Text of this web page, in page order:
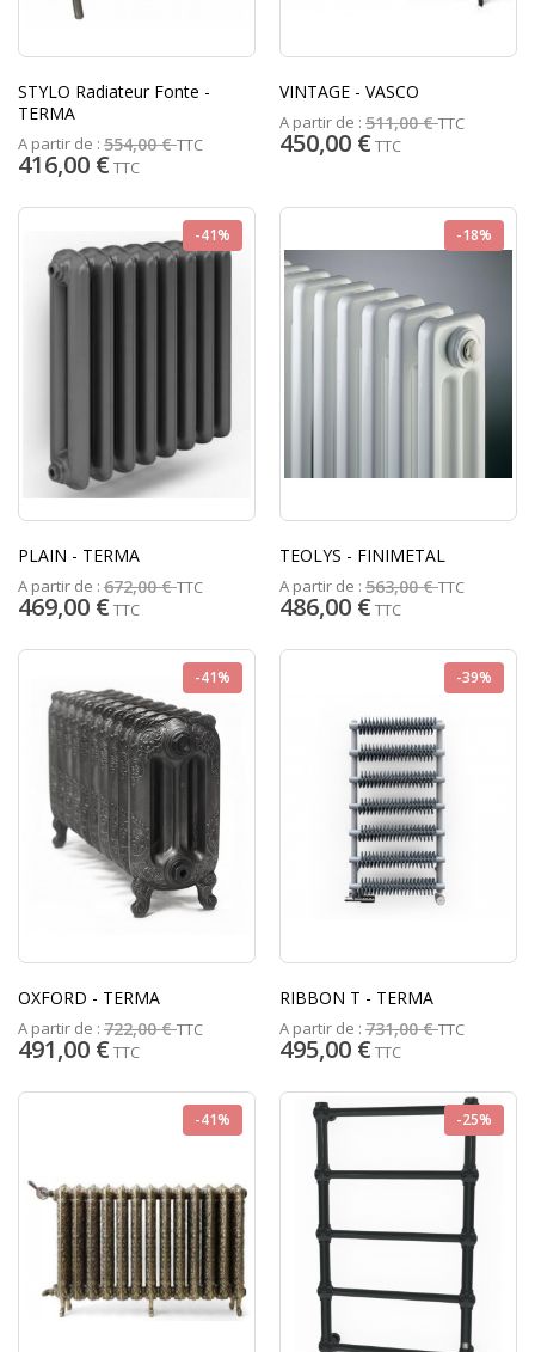
STYLO Radiateur Fonte -
TERMA
A partir de : 554,00 €TTC
416,00 €TTC
VINTAGE - VASCO
A partir de : 511,00 €TTC
450,00 €TTC
-41%
PLAIN - TERMA
A partir de : 672,00 €TTC
469,00 €TTC
-18%
TEOLYS - FINIMETAL
A partir de : 563,00 €TTC
486,00 €TTC
-41%
OXFORD - TERMA
A partir de : 722,00 €TTC
491,00 €TTC
-39%
RIBBON T - TERMA
A partir de : 731,00 €TTC
495,00 €TTC
-41% -25%